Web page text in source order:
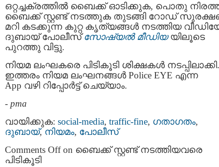
ഒറ്റച്ചക്രത്തിൽ ബൈക്ക് ഓടിക്കുക, പൊതു
ബൈക്ക് സ്റ്റണ്ട് നടത്തുക തുടങ്ങി റോഡ്
മറി കടക്കുന്ന കുറ്റ കൃത്യങ്ങൾ നടത്തിയ
ദുബായ് പോലീസ്സോഷ്യൽ മീഡിയ യിലൂടെ
പുറത്തു വിട്ടു.
നിയമ ലംഘകരെ പിടികൂടി ശിക്ഷകൾ നടപ്പിലാക്കി.
ഇത്തരം നിയമ ലംഘനങ്ങൾ Police EYE എന്ന
App വഴി റിപ്പോർട്ട് ചെയ്യാം.
- pma
വായിക്കുക: social-media, traffic-fine, ഗതാഗതം,
ദുബായ്‌, നിയമം, പോലീസ്‌
Comments Offon ബൈക്ക് സ്റ്റണ്ട് നടത്തിയവരെ
പിടികൂടി